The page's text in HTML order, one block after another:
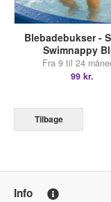
Blebadebukser -
Swimnappy
Fra 9 til 24
99 kr.
Tilbage
Info